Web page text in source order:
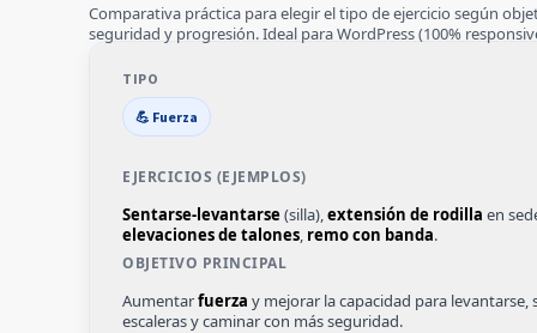
Comparativa práctica para elegir el tipo de ejercicio según
seguridad y progresión. Ideal para WordPress (100%
💪 Fuerza
Sentarse-levantarse (silla),extensión de rodilla en
elevaciones de talones, remo con banda.
Aumentarfuerza y mejorar la capacidad para levantarse,
escaleras y caminar con más seguridad.